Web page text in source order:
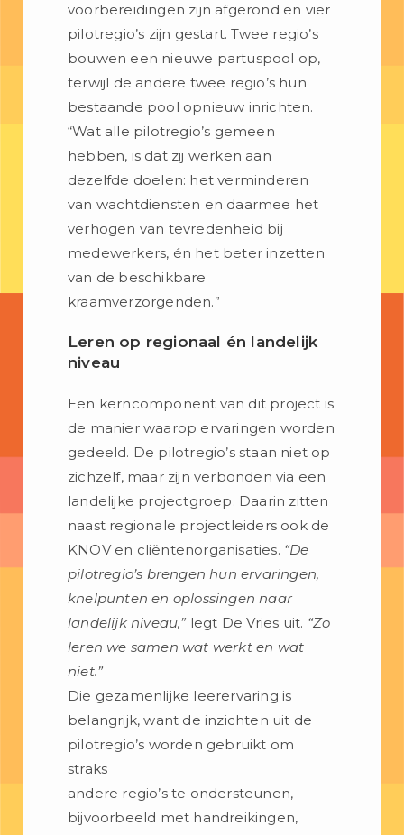
voorbereidingen zijn afgerond en vier
pilotregio’s zijn gestart. Twee regio’s
bouwen een nieuwe partuspool op,
terwijl de andere twee regio’s hun
bestaande pool opnieuw inrichten.
“Wat alle pilotregio’s gemeen
hebben, is dat zij werken aan
dezelfde doelen: het verminderen
van wachtdiensten en daarmee het
verhogen van tevredenheid bij
medewerkers, én het beter inzetten
van de beschikbare
kraamverzorgenden.”
Leren op regionaal én landelijk
niveau
Een kerncomponent van dit project is
de manier waarop ervaringen worden
gedeeld. De pilotregio’s staan niet op
zichzelf, maar zijn verbonden via een
landelijke projectgroep. Daarin zitten
naast regionale projectleiders ook de
KNOV en cliëntenorganisaties. “De
pilotregio’s brengen hun ervaringen,
knelpunten en oplossingen naar
landelijk niveau,” legt De Vries uit. “Zo
leren we samen wat werkt en wat
niet.”
Die gezamenlijke leerervaring is
belangrijk, want de inzichten uit de
pilotregio’s worden gebruikt om
straks
andere regio’s te ondersteunen,
bijvoorbeeld met handreikingen,